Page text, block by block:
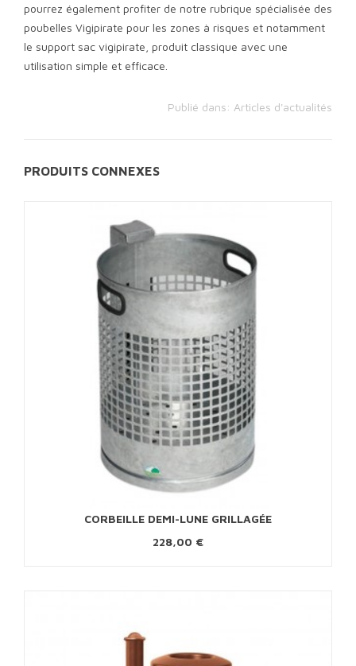
pourrez également profiter de notre rubrique spécialisée des
poubelles Vigipirate pour les zones à risques et notamment
le support sac vigipirate, produit classique avec une
utilisation simple et efficace.
Publié dans: Articles d'actualités
PRODUITS CONNEXES
CORBEILLE DEMI-LUNE GRILLAGÉE
228,00 €